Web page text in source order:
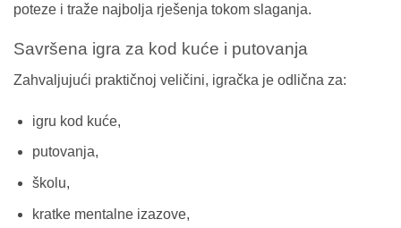
poteze i traže najbolja rješenja tokom slaganja.
Savršena igra za kod kuće i putovanja
Zahvaljujući praktičnoj veličini, igračka je odlična za:
igru kod kuće,
putovanja,
školu,
kratke mentalne izazove,